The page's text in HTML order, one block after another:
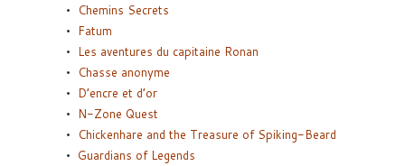
Chemins Secrets
Fatum
Les aventures du capitaine Ronan
Chasse anonyme
D’encre et d’or
N-Zone Quest
Chickenhare and the Treasure of Spiking-Beard
Guardians of Legends